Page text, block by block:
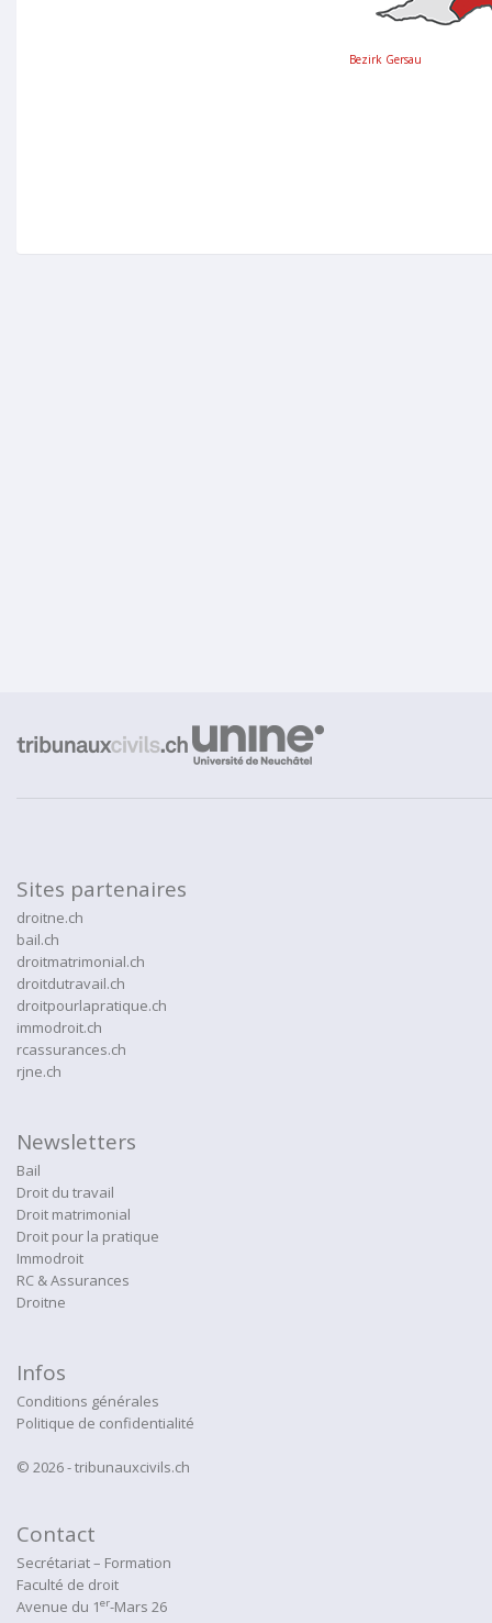
Bezirk Gersau
Sites partenaires
droitne.ch
bail.ch
droitmatrimonial.ch
droitdutravail.ch
droitpourlapratique.ch
immodroit.ch
rcassurances.ch
rjne.ch
Newsletters
Bail
Droit du travail
Droit matrimonial
Droit pour la pratique
Immodroit
RC & Assurances
Droitne
Infos
Conditions générales
Politique de confidentialité
© 2026 - tribunauxcivils.ch
Contact
Secrétariat – Formation
Faculté de droit
Avenue du 1er-Mars 26